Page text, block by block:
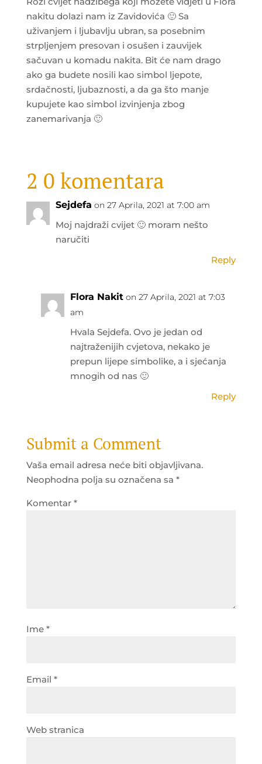
nakitu dolazi nam iz Zavidovića 🙂 Sa
uživanjem i ljubavlju ubran, sa posebnim
strpljenjem presovan i osušen i zauvijek
sačuvan u komadu nakita. Bit će nam drago
ako ga budete nosili kao simbol ljepote,
srdačnosti, ljubaznosti, a da ga što manje
kupujete kao simbol izvinjenja zbog
zanemarivanja 🙂
2 0 komentara
Sejdefa on 27 Aprila, 2021 at 7:00 am
Moj najdraži cvijet 🙂 moram nešto
naručiti
Reply
Flora Nakit on 27 Aprila, 2021 at 7:03
am
Hvala Sejdefa. Ovo je jedan od
najtraženijih cvjetova, nekako je
prepun lijepe simbolike, a i sjećanja
mnogih od nas 🙂
Reply
Submit a Comment
Vaša email adresa neće biti objavljivana.
Neophodna polja su označena sa *
Komentar *
Ime *
Email *
Web stranica